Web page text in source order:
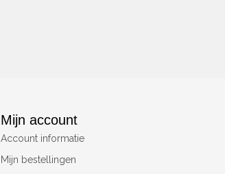
Mijn account
Account informatie
Mijn bestellingen